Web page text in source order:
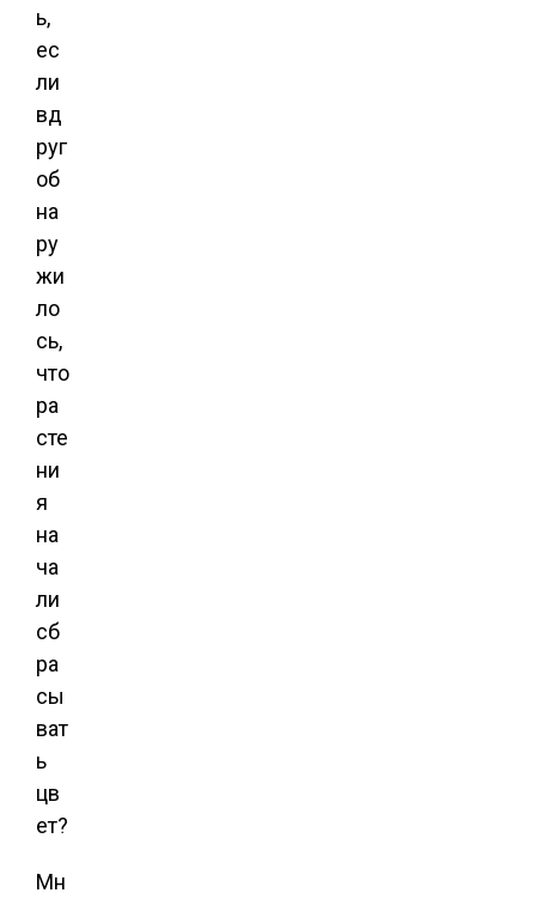
ь,
ес
ли
вд
руг
об
на
ру
жи
ло
сь,
что
ра
сте
ни
я
на
ча
ли
сб
ра
сы
ват
ь
цв
ет?
Мн